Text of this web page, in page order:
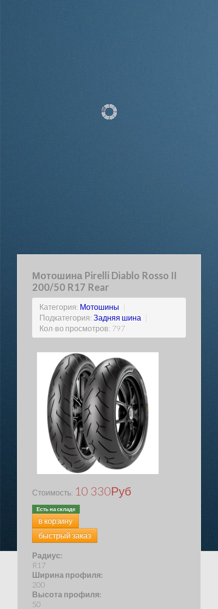
Мотошина Pirelli Diablo Rosso II
200/50 R17 Rear
Категория: Мотошины |
Подкатегория: Задняя шина |
Кол-во просмотров: 797
Стоимость: 10 330Руб
Есть на складе
в корзину
быстрый заказ
Радиус:
R17
Ширина профиля:
200
Высота профиля:
50